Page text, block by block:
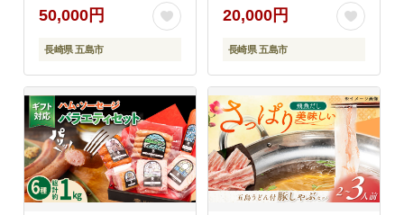
50,000円
長崎県 五島市
20,000円
長崎県 五島市